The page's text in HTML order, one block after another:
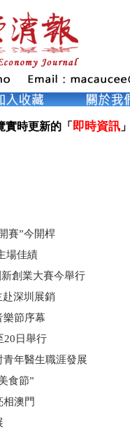
時更新的「 即時資訊
賽”今開桿
場佳績
創業大賽今舉行
赴深圳展銷
樂節序幕
20日舉行
年醫生職涯發展
食節”
相澳門